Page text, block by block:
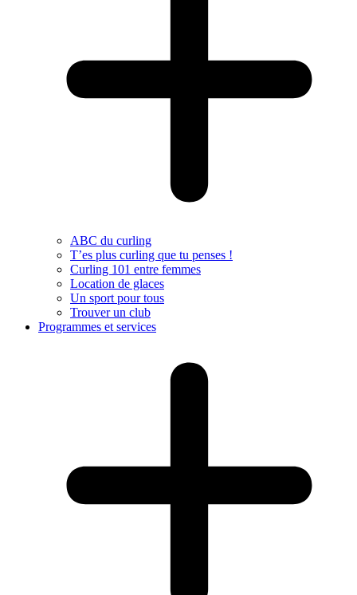
ABC du curling
T’es plus curling que tu penses !
Curling 101 entre femmes
Location de glaces
Un sport pour tous
Trouver un club
Programmes et services